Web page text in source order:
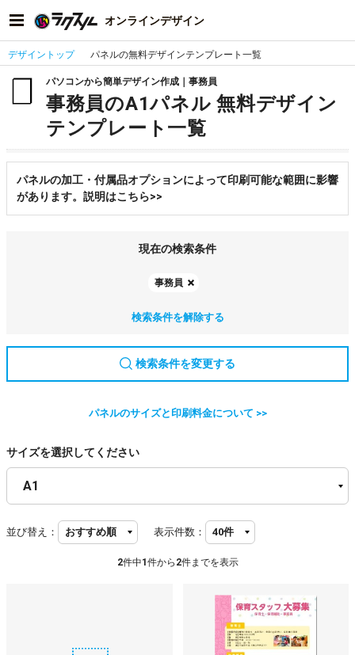
オンラインデザイン
デザイントップ パネルの無料デザインテンプレート一覧
パソコンから簡単デザイン作成｜事務員
事務員のA1パネル 無料デザイン
テンプレート一覧
パネルの加工・付属品オプションによって印刷可能な範囲に影響
があります。説明はこちら>>
現在の検索条件
事務員
検索条件を解除する
検索条件を変更する
パネルのサイズと印刷料金について >>
サイズを選択してください
並び替え： 表示件数：
2件中1 件から 2件までを表示